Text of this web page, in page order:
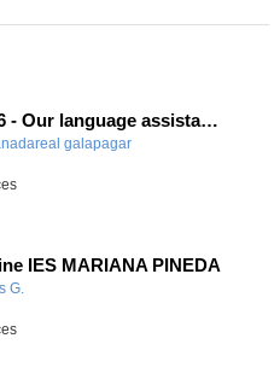
Podcast 25/26 - Our language assistant Ellie
galapagar-
IES MARIANA PINEDA
G.